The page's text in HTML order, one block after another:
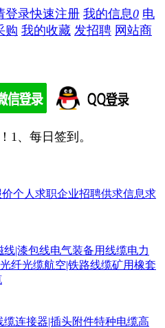
登录快速注册 我的信息0 电
购 我的收藏 发招聘 网站商
1、每日签到。
个人求职企业招聘供求信息求
线|漆包线电气装备用线缆电力
光纤光缆航空|铁路线缆矿用橡套
缆连接器|插头附件特种电缆高